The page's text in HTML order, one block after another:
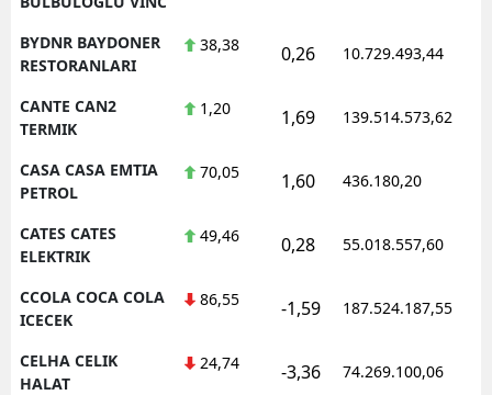
BYDNR BAYDONER
RESTORANLARI
38,38 0,26 10.729.493,44
CANTE CAN2
TERMIK
1,20 1,69 139.514.573,62
CASA CASA EMTIA
PETROL
70,05 1,60 436.180,20
CATES CATES
ELEKTRIK
49,46 0,28 55.018.557,60
CCOLA COCA COLA
ICECEK
86,55 -1,59 187.524.187,55
CELHA CELIK
HALAT
24,74 -3,36 74.269.100,06